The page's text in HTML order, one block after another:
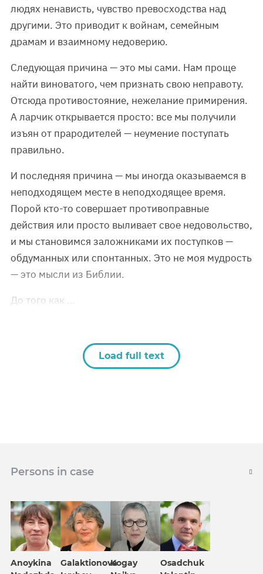
людях ненависть, чувство превосходства над
другими. Это приводит к войнам, семейным
драмам и взаимному недоверию.
Следующая причина — это мы сами. Нам проще
найти виноватого, чем признать свою неправоту.
Отсюда противостояние, нежелание примирения.
А ларчик открывается просто: все мы получили
изъян от прародителей — неумение поступать
правильно.
И последняя причина — мы иногда оказываемся в
неподходящем месте в неподходящее время.
Порой кто-то совершает противоправные
действия или просто выливает свое недовольство,
и мы становимся заложниками их поступков —
обдуманных или спонтанных. Это не моя мудрость
— это мысли из Библии.
До того как …
Load full text
Persons in case
Anoykina
GalaktionovaKogay
Osadchuk